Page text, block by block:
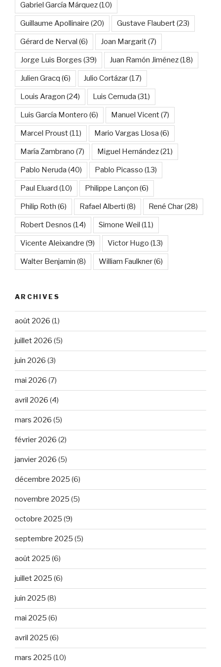
Gabriel García Márquez(10)
Guillaume Apollinaire (20) Gustave Flaubert(23)
Gérard de Nerval (6) Joan Margarit(7)
Jorge Luis Borges (39) Juan Ramón Jiménez(18)
Julien Gracq (6) Julio Cortázar(17)
Louis Aragon (24) Luis Cernuda (31)
Luis García Montero (6) Manuel Vicent(7)
Marcel Proust(11) Mario Vargas Llosa (6)
María Zambrano (7) Miguel Hernández(21)
Pablo Neruda (40) Pablo Picasso (13)
Paul Eluard (10) Philippe Lançon (6)
Philip Roth (6) Rafael Alberti (8) René Char(28)
Robert Desnos (14) Simone Weil (11)
Vicente Aleixandre (9) Victor Hugo (13)
Walter Benjamin (8) William Faulkner(6)
ARCHIVES
août 2026 (1)
juillet 2026 (5)
juin 2026 (3)
mai 2026 (7)
avril 2026 (4)
mars 2026 (5)
février 2026 (2)
janvier 2026 (5)
décembre 2025 (6)
novembre 2025 (5)
octobre 2025 (9)
septembre 2025 (5)
août 2025 (6)
juillet 2025 (6)
juin 2025 (8)
mai 2025 (6)
avril 2025 (6)
mars 2025 (10)